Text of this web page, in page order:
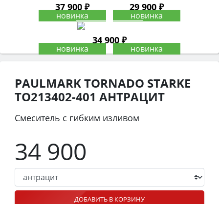
37 900 ₽ 29 900 ₽
34 900 ₽
PAULMARK TORNADO STARKE
TO213402-401 АНТРАЦИТ
Смеситель с гибким изливом
34 900
ДОБАВИТЬ В КОРЗИНУ